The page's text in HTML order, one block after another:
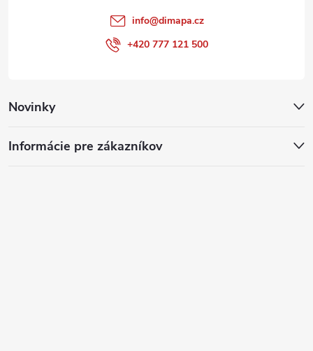
Novinky
Informácie pre zákazníkov
info@dimapa.cz
+420 777 121 500